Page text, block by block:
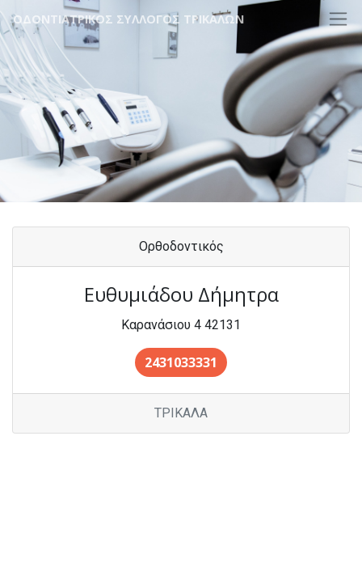
ΟΔΟΝΤΙΑΤΡΙΚΟΣ ΣΥΛΛΟΓΟΣ ΤΡΙΚΑΛΩΝ
Ορθοδοντικός
Ευθυμιάδου Δήμητρα
Καρανάσιου 4 42131
2431033331
ΤΡΙΚΑΛΑ